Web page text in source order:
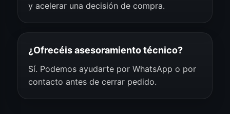
y acelerar una decisión de compra.
¿Ofrecéis asesoramiento técnico?
Sí. Podemos ayudarte por WhatsApp o por
contacto antes de cerrar pedido.